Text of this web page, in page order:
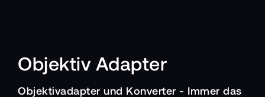
Objektiv Adapter
Objektivadapter und Konverter - Immer das